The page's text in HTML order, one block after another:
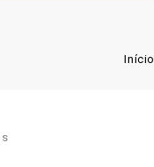
Início